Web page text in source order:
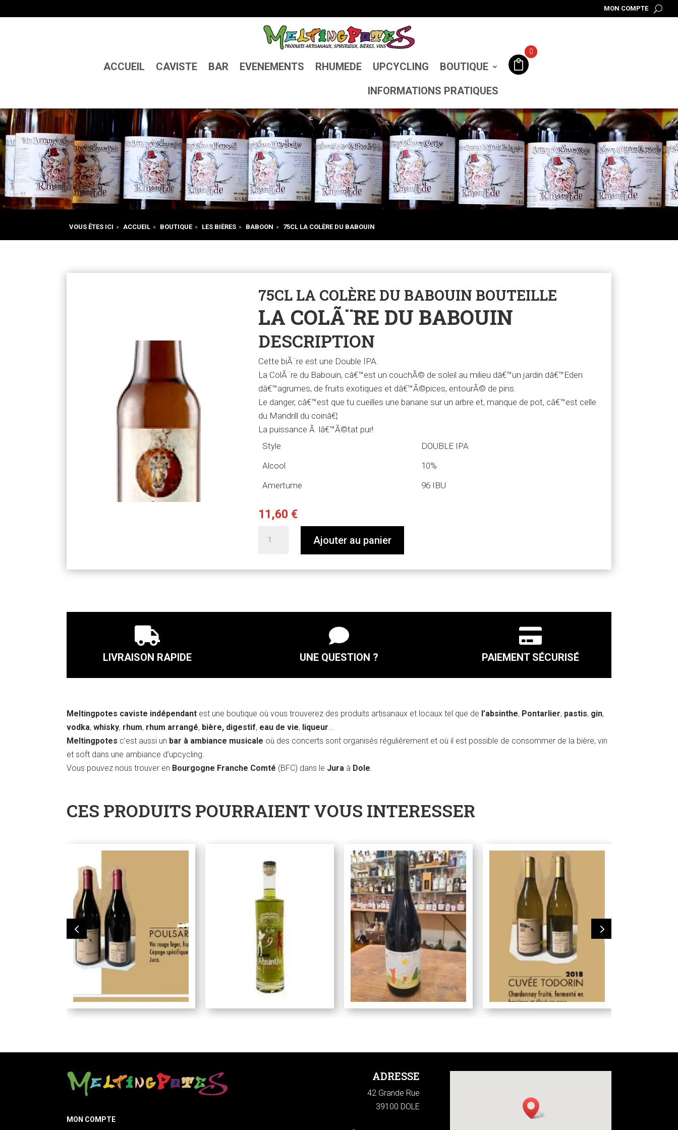
MON COMPTE
ACCUEIL CAVISTE BAR EVENEMENTS RHUMEDE UPCYCLING
BOUTIQUE
INFORMATIONS PRATIQUES
0
VOUS ÊTES ICI » ACCUEIL » BOUTIQUE » LES BIÈRES » BABOON » 75CL LA COLÈRE DU BABOUIN
75CL LA COLÈRE DU BABOUIN BOUTEILLE
LA COLÃ¨RE DU BABOUIN
DESCRIPTION
Cette biÃ¨re est une Double IPA.
La ColÃ¨re du Babouin, câ€™est un couchÃ© de soleil au milieu dâ€™un jardin dâ€™Eden
dâ€™agrumes, de fruits exotiques et dâ€™Ã©pices, entourÃ© de pins.
Le danger, câ€™est que tu cueilles une banane sur un arbre et, manque de pot, câ€™est celle
du Mandrill du coinâ€¦
La puissance Ã lâ€™Ã©tat pur!
Style
DOUBLE IPA
Alcool
10%
Amertume
96 IBU
11,60 €
La
Babouin
Ajouter au panier

LIVRAISON RAPIDE

UNE QUESTION ?

PAIEMENT SÉCURISÉ
Meltingpotes caviste indépendant est une boutique où vous trouverez des produits artisanaux et locaux tel que de l’absinthe, Pontarlier, pastis, gin,
vodka, whisky, rhum, rhum arrangé, bière, digestif, eau de vie, liqueur…
Meltingpotes c’est aussi un bar à ambiance musicale où des concerts sont organisés régulièrement et où il est possible de consommer de la bière, vin
et soft dans une ambiance d’upcycling.
Vous pouvez nous trouver en Bourgogne Franche Comté (BFC) dans le Jura à Dole.
CES PRODUITS POURRAIENT VOUS INTERESSER
MON COMPTE
ADRESSE
42 Grande Rue
39100 DOLE